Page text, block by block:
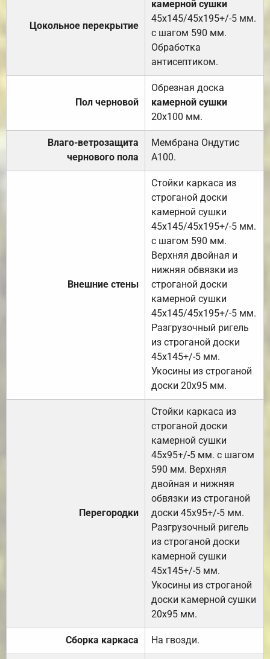
Цокольное перекрытие
камерной сушки
45х145/45х195+/-5 мм.
с шагом 590 мм.
Обработка
антисептиком.
Пол черновой
Обрезная доска
камерной сушки
20х100 мм.
Влаго-ветрозащита
чернового пола
Мембрана Ондутис
А100.
Внешние стены
Стойки каркаса из
строганой доски
камерной сушки
45х145/45х195+/-5 мм.
с шагом 590 мм.
Верхняя двойная и
нижняя обвязки из
строганой доски
камерной сушки
45х145/45х195+/-5 мм.
Разгрузочный ригель
из строганой доски
45х145+/-5 мм.
Укосины из строганой
доски 20х95 мм.
Перегородки
Стойки каркаса из
строганой доски
камерной сушки
45х95+/-5 мм. с шагом
590 мм. Верхняя
двойная и нижняя
обвязки из строганой
доски 45х95+/-5 мм.
Разгрузочный ригель
из строганой доски
камерной сушки
45х145+/-5 мм.
Укосины из строганой
доски камерной сушки
20х95 мм.
Сборка каркаса На гвозди.